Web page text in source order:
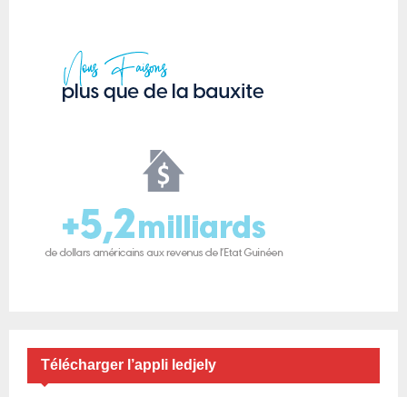
Télécharger l’appli ledjely